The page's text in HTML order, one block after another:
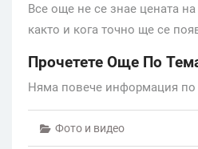
Все още не се знае цената на
както и кога точно ще се
Прочетете Още По
Няма повече информация по
Фото и видео